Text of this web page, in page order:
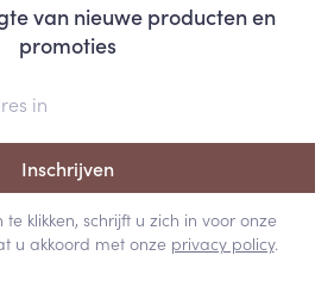
van nieuwe producten en
promoties
Inschrijven
klikken, schrijft u zich in voor onze
u akkoord met onze privacy policy.